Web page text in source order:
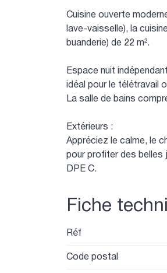
Cuisine ouverte
lave-vaisselle), la
buanderie) de 22 m².
Espace nuit
idéal pour le télétravail
La salle de bains
Extérieurs :
Appréciez le calme, le
pour profiter des belles
DPE C.
Fiche
Réf
Code postal